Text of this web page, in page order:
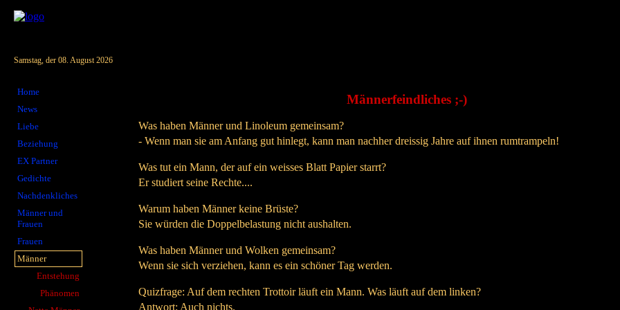
Samstag, der 08. August 2026
Home
News
Liebe
Beziehung
EX Partner
Gedichte
Nachdenkliches
Männer und
Frauen
Frauen
Männer
Entstehung
Phänomen
Männerfeindliches ;-)
Was haben Männer und Linoleum gemeinsam?
- Wenn man sie am Anfang gut hinlegt, kann man nachher dreissig Jahre auf ihnen rumtrampeln!
Was tut ein Mann, der auf ein weisses Blatt Papier starrt?
Er studiert seine Rechte....
Warum haben Männer keine Brüste?
Sie würden die Doppelbelastung nicht aushalten.
Was haben Männer und Wolken gemeinsam?
Wenn sie sich verziehen, kann es ein schöner Tag werden.
Quizfrage: Auf dem rechten Trottoir läuft ein Mann. Was läuft auf dem linken?
Antwort: Auch nichts.